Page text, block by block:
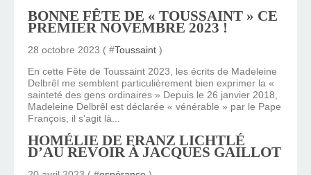
BONNE FÊTE DE « TOUSSAINT » CE
PREMIER NOVEMBRE 2023 !
28 octobre 2023 ( #Toussaint )
En cette Fête de Toussaint 2023, les écrits de Madeleine
Delbrêl me semblent particulièrement bien exprimer la «
sainteté des gens ordinaires » Depuis le 26 janvier 2018,
Madeleine Delbrêl est déclarée « vénérable » par le Pape
François, il s'agit là...
HOMÉLIE DE FRANZ LICHTLÉ
D’AU REVOIR À JACQUES GAILLOT